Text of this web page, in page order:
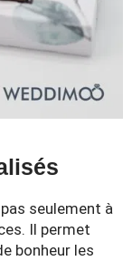
seulement à
Il permet
bonheur les